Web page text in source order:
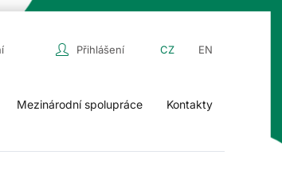
Přihlášení CZ EN
Mezinárodní spolupráce Kontakty